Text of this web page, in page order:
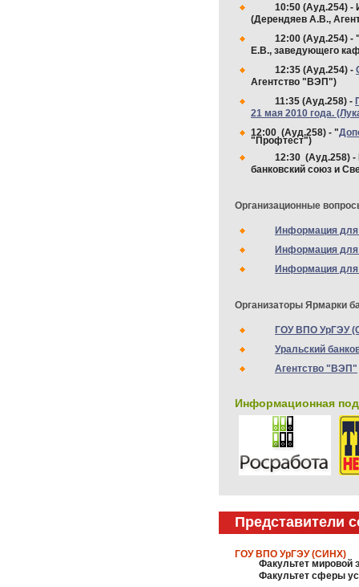
10:50 (Ауд.254)
(Дерендяев А.В.,
12:00 (Ауд.254) -
Е.В., заведующего
12:35 (Ауд.254) -
Агентство "ВЭП")
11:35 (Ауд.258) -
21 мая 2010 года.
12:00 (Ауд.258) - "
"Профтест")
12:30 (Ауд.258) -
банковский союз и
Организационные
Информация для
Информация для
Информация для
Организаторы Ярмарки
ГОУ ВПО УрГЭУ
Уральский
Агентство "ВЭП"
Информационная
Представители
ГОУ ВПО УрГЭУ (СИНХ)
Факультет мировой
Факультет сферы